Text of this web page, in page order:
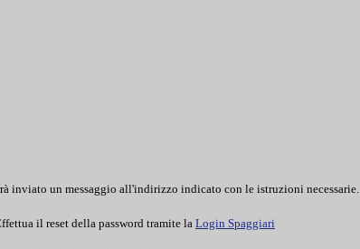
inviato un messaggio all'indirizzo indicato con le istruzioni necessarie.
il reset della password tramite la Login Spaggiari